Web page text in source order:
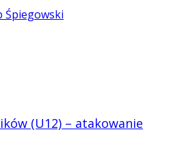
Śpiegowski
(U12) – atakowanie